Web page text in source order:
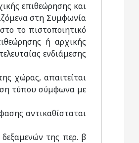
επιθεώρησης και
στη Συμφωνία
το πιστοποιητικό
ή αρχικής
ενδιάμεσης
χώρας, απαιτείται
τύπου σύμφωνα με
αντικαθίσταται
της περ. β